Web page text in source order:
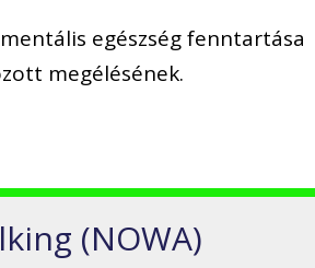
egészség fenntartása
megélésének.
(NOWA)